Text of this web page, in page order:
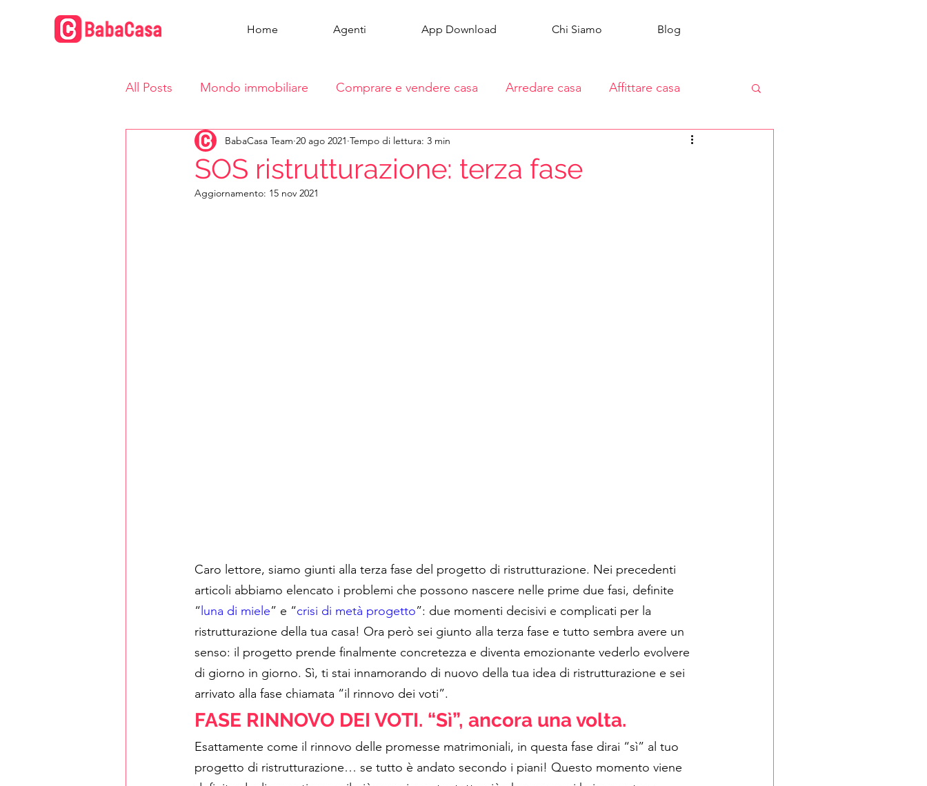
Home Agenti App Download Chi Siamo Blog
All Posts Mondo immobiliare Comprare e vendere casa Arredare casa Affittare casa
Vita in casa
SOS ristrutturazione: terza fase
BabaCasa Team 20 ago 2021 Tempo di lettura: 3 min
Aggiornamento: 15 nov 2021
Caro lettore, siamo giunti alla terza fase del progetto di ristrutturazione. Nei precedenti
articoli abbiamo elencato i problemi che possono nascere nelle prime due fasi, definite
“ luna di miele” e “crisi di metà progetto”: due momenti decisivi e complicati per la
ristrutturazione della tua casa! Ora però sei giunto alla terza fase e tutto sembra avere un
senso: il progetto prende finalmente concretezza e diventa emozionante vederlo evolvere
di giorno in giorno. Sì, ti stai innamorando di nuovo della tua idea di ristrutturazione e sei
arrivato alla fase chiamata “il rinnovo dei voti”.
FASE RINNOVO DEI VOTI. “Sì”, ancora una volta.
Esattamente come il rinnovo delle promesse matrimoniali, in questa fase dirai “sì” al tuo
progetto di ristrutturazione… se tutto è andato secondo i piani! Questo momento viene